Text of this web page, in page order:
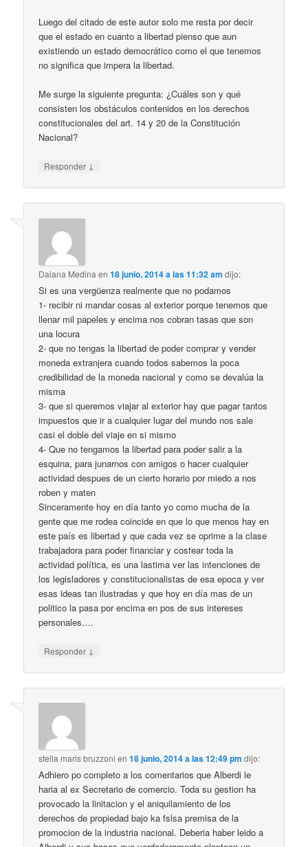
Luego del citado de este autor solo me resta por decir
que el estado en cuanto a libertad pienso que aun
existiendo un estado democrático como el que tenemos
no significa que impera la libertad.
Me surge la siguiente pregunta: ¿Cuáles son y qué
consisten los obstáculos contenidos en los derechos
constitucionales del art. 14 y 20 de la Constitución
Nacional?
Responder ↓
Daiana Medina en18 junio, 2014 a las 11:32 am dijo:
Si es una vergüenza realmente que no podamos
1- recibir ni mandar cosas al exterior porque tenemos que
llenar mil papeles y encima nos cobran tasas que son
una locura
2- que no tengas la libertad de poder comprar y vender
moneda extranjera cuando todos sabemos la poca
credibilidad de la moneda nacional y como se devalúa la
misma
3- que si queremos viajar al exterior hay que pagar tantos
impuestos que ir a cualquier lugar del mundo nos sale
casi el doble del viaje en si mismo
4- Que no tengamos la libertad para poder salir a la
esquina, para junarnos con amigos o hacer cualquier
actividad despues de un cierto horario por miedo a nos
roben y maten
Sinceramente hoy en día tanto yo como mucha de la
gente que me rodea coincide en que lo que menos hay en
este país es libertad y que cada vez se oprime a la clase
trabajadora para poder financiar y costear toda la
actividad política, es una lastima ver las intenciones de
los legisladores y constitucionalistas de esa epoca y ver
esas ideas tan ilustradas y que hoy en día mas de un
politico la pasa por encima en pos de sus intereses
personales….
Responder ↓
stella maris bruzzoni en18 junio, 2014 a las 12:49 pm dijo:
Adhiero po completo a los comentarios que Alberdi le
haria al ex Secretario de comercio. Toda su gestion ha
provocado la linitacion y el aniquilamiento de los
derechos de propiedad bajo ka fslsa premisa de la
promocion de la industria nacional. Deberia haber leido a